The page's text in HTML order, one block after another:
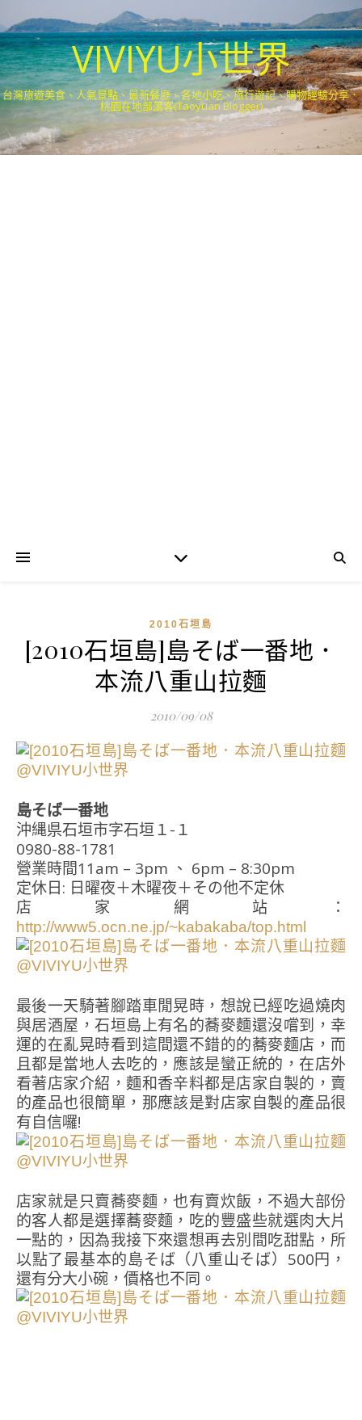
VIVIYU小世界
台灣旅遊美食、人氣景點、最新餐廳、各地小吃、旅行遊記、購物經驗分享．
桃園在地部落客(Taoyuan Blogger)
2010石垣島
[2010石垣島]島そば一番地．
本流八重山拉麵
2010/09/08
島そば一番地
沖縄県石垣市字石垣１-１
0980-88-1781
營業時間11am – 3pm 、 6pm – 8:30pm
定休日: 日曜夜＋木曜夜＋その他不定休
店家網站：
http://www5.ocn.ne.jp/~kabakaba/top.html
最後一天騎著腳踏車閒晃時，想說已經吃過燒肉
與居酒屋，石垣島上有名的蕎麥麵還沒嚐到，幸
運的在亂晃時看到這間還不錯的的蕎麥麵店，而
且都是當地人去吃的，應該是蠻正統的，在店外
看著店家介紹，麵和香辛料都是店家自製的，賣
的產品也很簡單，那應該是對店家自製的產品很
有自信囉!
店家就是只賣蕎麥麵，也有賣炊飯，不過大部份
的客人都是選擇蕎麥麵，吃的豐盛些就選肉大片
一點的，因為我接下來還想再去別間吃甜點，所
以點了最基本的島そば（八重山そば）500円，
還有分大小碗，價格也不同。